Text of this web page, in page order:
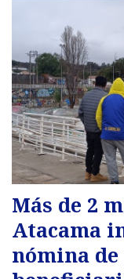
Más de 2
Atacama
nómina